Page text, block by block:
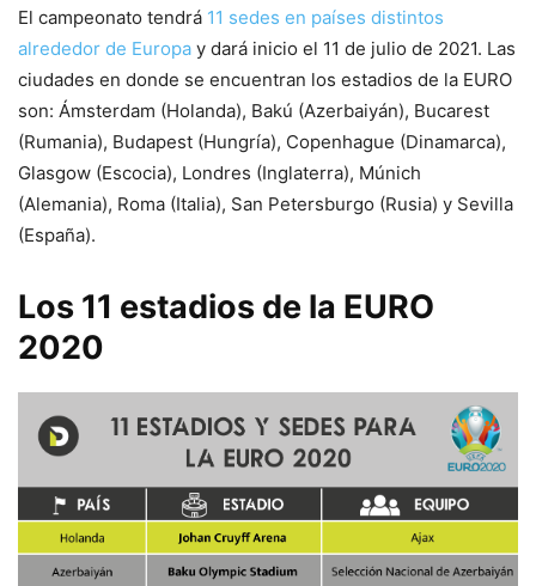
El campeonato tendrá 11 sedes en países distintos
alrededor de Europa y dará inicio el 11 de julio de 2021. Las
ciudades en donde se encuentran los estadios de la EURO
son: Ámsterdam (Holanda), Bakú (Azerbaiyán), Bucarest
(Rumania), Budapest (Hungría), Copenhague (Dinamarca),
Glasgow (Escocia), Londres (Inglaterra), Múnich
(Alemania), Roma (Italia), San Petersburgo (Rusia) y Sevilla
(España).
Los 11 estadios de la EURO
2020